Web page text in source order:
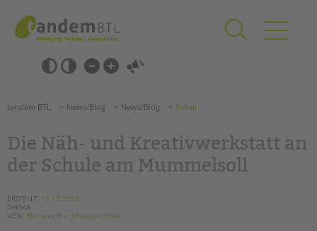
springen
Barrierefrei-
Einstellungen
überspringen
überspringen
SCHULE & GANZTAG
Oberschulen
Förderzentren
tandem BTL News/Blog News/Blog Detail
Die Näh- und Kreativwerkstatt an
der Schule am Mummelsoll
ERSTELLT 15.12.2023
THEMA
VON
Barbara Brecht-Hadraschek